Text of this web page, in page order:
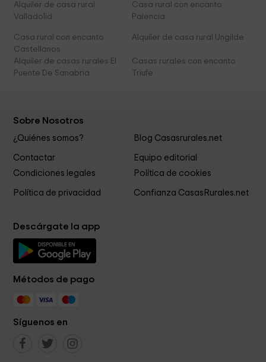
Alquiler de casa rural
Valladolid
Casa rural con encanto
Palencia
Casa rural con encanto
Castellanos
Alquiler de casa rural Ungilde
Alquiler de casas rurales El
Puente De Sanabria
Casas rurales con encanto
Triufe
Sobre Nosotros
¿Quiénes somos? Blog Casasrurales.net
Contactar
Equipo editorial
Condiciones legales
Política de cookies
Política de privacidad Confianza CasasRurales.net
Descárgate la app
Métodos de pago
Síguenos en